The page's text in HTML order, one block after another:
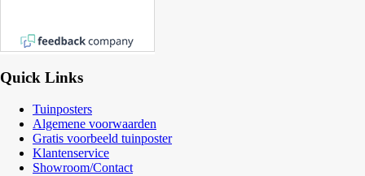
Quick Links
Tuinposters
Algemene voorwaarden
Gratis voorbeeld tuinposter
Klantenservice
Showroom/Contact